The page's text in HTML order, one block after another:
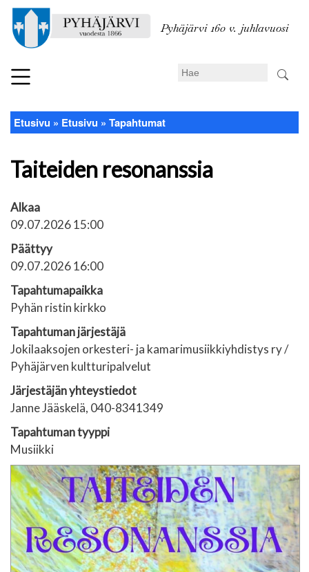
pääsisältöön
Pyhäjärvi 160 v. juhlavuosi
Search
Murupolku
Etusivu Etusivu Tapahtumat
Taiteiden resonanssia
Alkaa
09.07.2026 15:00
Päättyy
09.07.2026 16:00
Tapahtumapaikka
Pyhän ristin kirkko
Tapahtuman järjestäjä
Jokilaaksojen orkesteri- ja kamarimusiikkiyhdistys ry /
Pyhäjärven kultturipalvelut
Järjestäjän yhteystiedot
Janne Jääskelä, 040-8341349
Tapahtuman tyyppi
Musiikki